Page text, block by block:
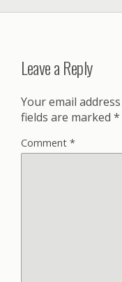
Leave a Reply
Your email
fields are marked *
Comment *